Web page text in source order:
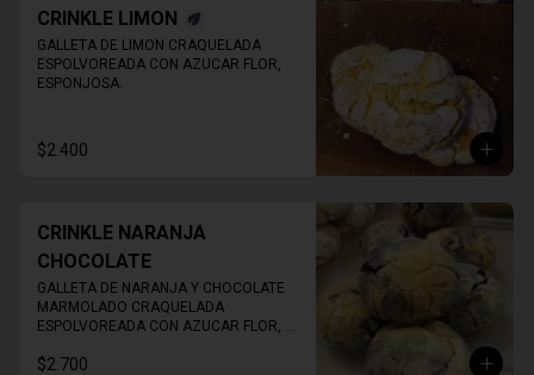
CRINKLE LIMON
GALLETA DE LIMON CRAQUELADA
ESPOLVOREADA CON AZUCAR FLOR,
ESPONJOSA.
$2.400
CRINKLE NARANJA
CHOCOLATE
GALLETA DE NARANJA Y CHOCOLATE
MARMOLADO CRAQUELADA
ESPOLVOREADA CON AZUCAR FLOR,
$2.700